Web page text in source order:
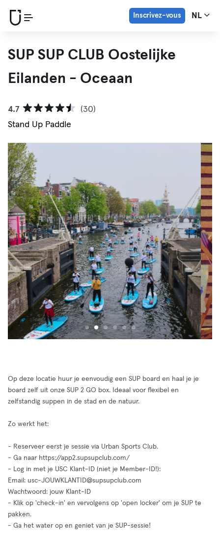
Inscrivez-vous NL
SUP SUP CLUB Oostelijke
Eilanden - Oceaan
4.7
(30)
Stand Up Paddle
Op deze locatie huur je eenvoudig een SUP board en haal je je
board zelf uit onze SUP 2 GO box. Ideaal voor flexibel en
zelfstandig suppen in de stad en de natuur.
Zo werkt het:
- Reserveer eerst je sessie via Urban Sports Club.
- Ga naar https://app2.supsupclub.com/
- Log in met je USC Klant-ID (niet je Member-ID!):
Email: usc-JOUWKLANTID@supsupclub.com
Wachtwoord: jouw Klant-ID
- Klik op 'check-in' en vervolgens op 'open locker' om je SUP te
pakken.
- Ga het water op en geniet van je SUP-sessie!